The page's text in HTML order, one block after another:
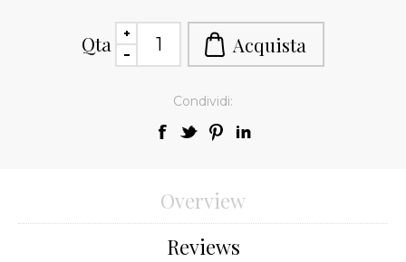
Qta
Condividi:
Overview
Reviews